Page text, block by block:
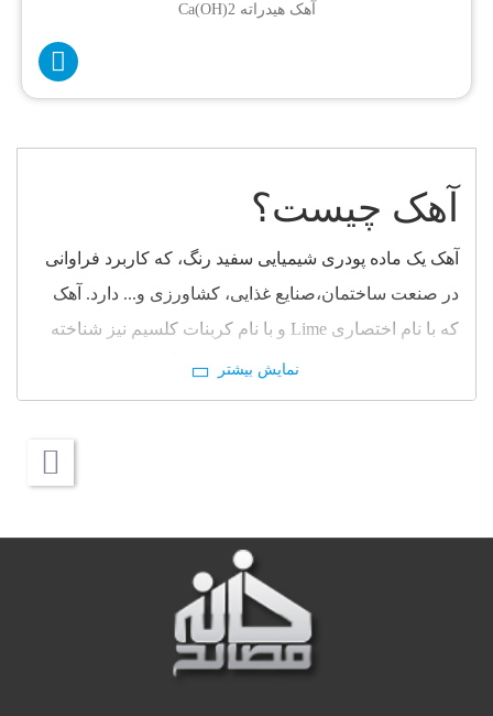
آهک هیدراته Ca(OH)2
آهک چیست؟
آهک یک ماده پودری شیمیایی سفید رنگ، که کاربرد فراوانی
در صنعت ساختمان،صنایع غذایی، کشاورزی و... دارد. آهک
که با نام اختصاری Lime و با نام کربنات کلسیم نیز شناخته
می شود، از یک ماده معدنی به نام سنگ آهک و با فرمول
Cao بدست می آید. آهک خاصیت قلیایی دارد و از دیرباز برای
برای شکل های مختلف فیزیکی و شیمیایی آهک زنده، آهک
هیدراته و آهک هیدرولیک، که ممکن است پر کلسیم، منیزیمی
یا دولومیتی باشد، به کار می رود.
تاريخچه آهك :